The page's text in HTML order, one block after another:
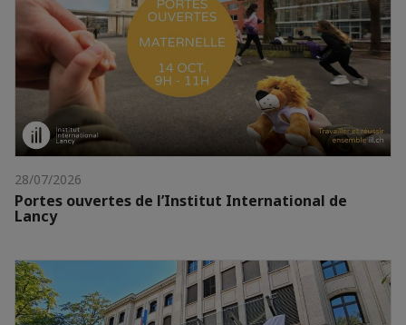
28/07/2026
Portes ouvertes de l’Institut International de
Lancy